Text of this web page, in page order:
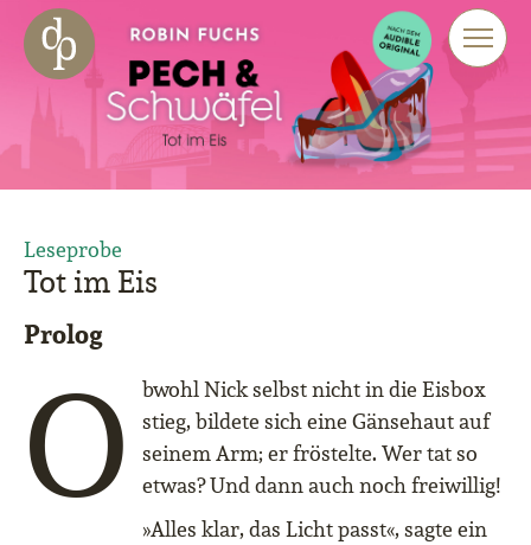
Zum Haupt-Inhalt springen
Zur Navigation springen
Zur Website-Suche springen
Leseprobe
Tot im Eis
Prolog
O
bwohl Nick selbst nicht in die Eisbox
stieg, bildete sich eine Gänsehaut auf
seinem Arm; er fröstelte. Wer tat so
etwas? Und dann auch noch freiwillig!
»Alles klar, das Licht passt«, sagte ein